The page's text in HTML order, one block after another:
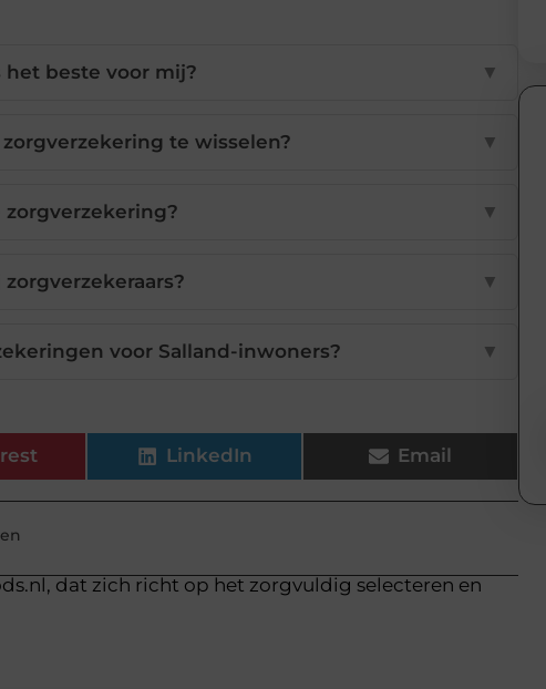
beste voor mij? ▼
te wisselen? ▼
zorgverzekering? ▼
▼
voor Salland-inwoners? ▼
LinkedIn Email
dat zich richt op het zorgvuldig selecteren en